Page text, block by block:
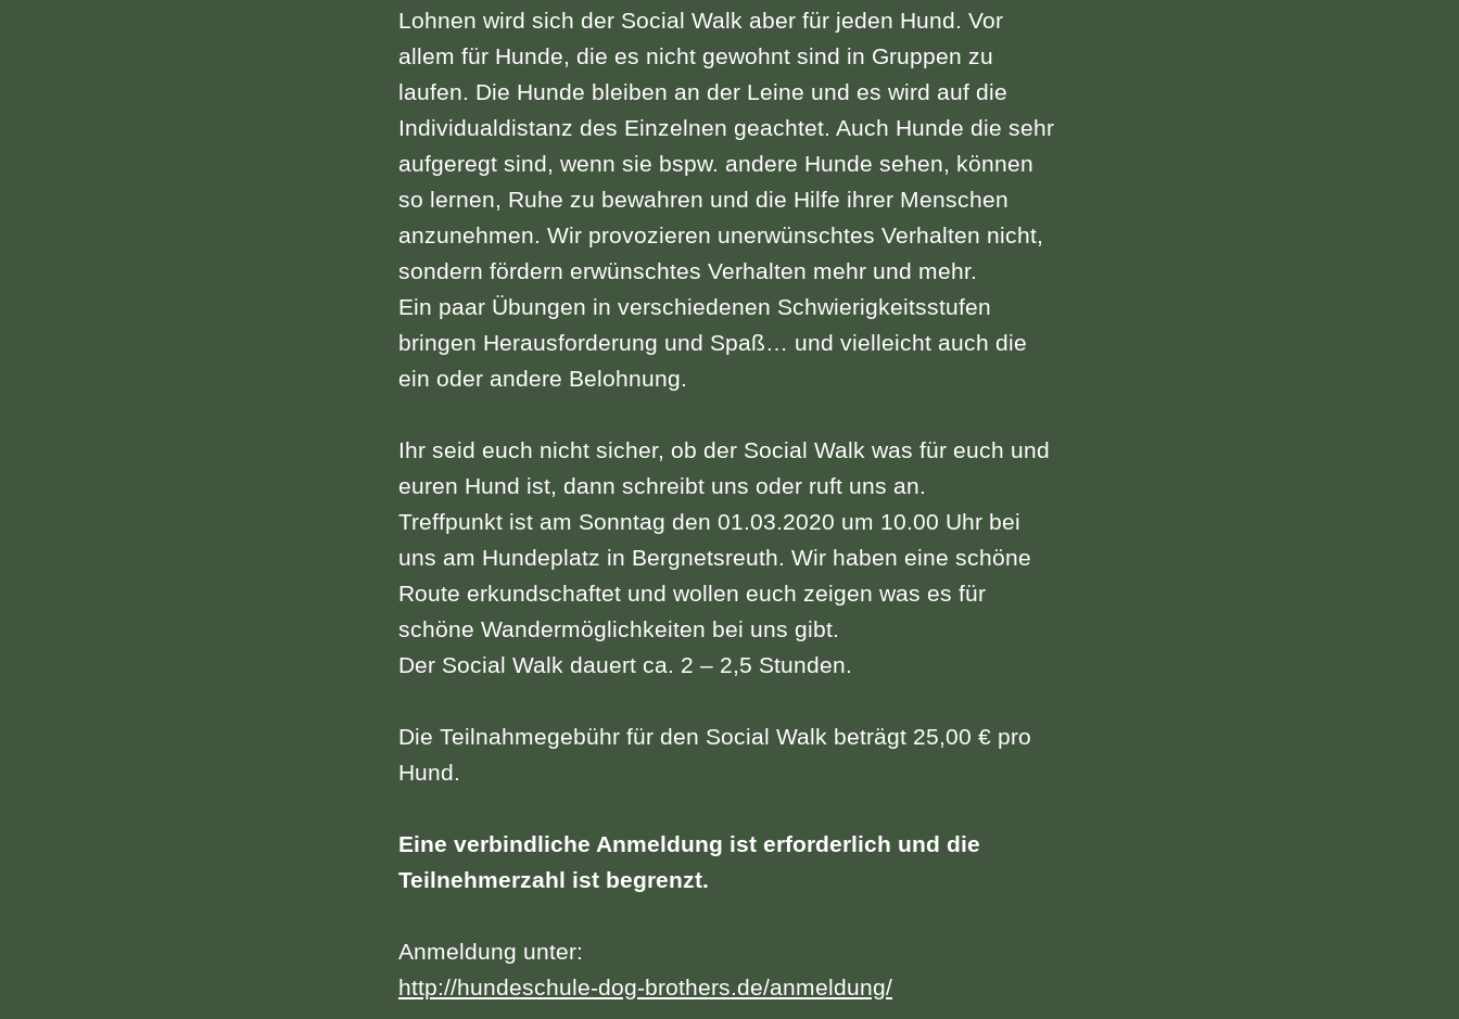
Lohnen wird sich der Social Walk aber für jeden Hund. Vor
allem für Hunde, die es nicht gewohnt sind in Gruppen zu
laufen. Die Hunde bleiben an der Leine und es wird auf die
Individualdistanz des Einzelnen geachtet. Auch Hunde die sehr
aufgeregt sind, wenn sie bspw. andere Hunde sehen, können
so lernen, Ruhe zu bewahren und die Hilfe ihrer Menschen
anzunehmen. Wir provozieren unerwünschtes Verhalten nicht,
sondern fördern erwünschtes Verhalten mehr und mehr.
Ein paar Übungen in verschiedenen Schwierigkeitsstufen
bringen Herausforderung und Spaß… und vielleicht auch die
ein oder andere Belohnung.
Ihr seid euch nicht sicher, ob der Social Walk was für euch und
euren Hund ist, dann schreibt uns oder ruft uns an.
Treffpunkt ist am Sonntag den 01.03.2020 um 10.00 Uhr bei
uns am Hundeplatz in Bergnetsreuth. Wir haben eine schöne
Route erkundschaftet und wollen euch zeigen was es für
schöne Wandermöglichkeiten bei uns gibt.
Der Social Walk dauert ca. 2 – 2,5 Stunden.
Die Teilnahmegebühr für den Social Walk beträgt 25,00 € pro
Hund.
Eine verbindliche Anmeldung ist erforderlich und die
Teilnehmerzahl ist begrenzt.
Anmeldung unter:
http://hundeschule-dog-brothers.de/anmeldung/